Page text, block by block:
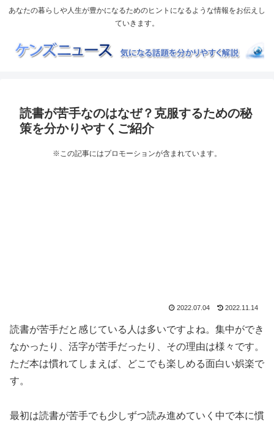
あなたの暮らしや人生が豊かになるためのヒントになるような情報をお伝えし
ていきます。
読書が苦手なのはなぜ？克服するための秘
策を分かりやすくご紹介
※この記事にはプロモーションが含まれています。
2022.07.04 2022.11.14
読書が苦手だと感じている人は多いですよね。集中ができ
なかったり、活字が苦手だったり、その理由は様々です。
ただ本は慣れてしまえば、どこでも楽しめる面白い娯楽で
す。
最初は読書が苦手でも少しずつ読み進めていく中で本に慣